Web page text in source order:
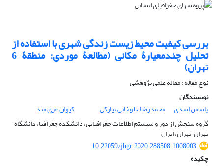
بررسی کیفیت محیط ‏زیست زندگی شهری با استفاده از
تحلیل چندمعیارۀ مکانی (مطالعۀ موردی: منطقۀ 6
تهران)
نوع مقاله : مقاله علمی پژوهشی
نویسندگان
یاسمن اسدی
محمدرضا جلوخانی نیارکی
کیوان عزی مند
گروه سنجش از دور و سیستم اطلاعات جغرافیایی، دانشکدة جغرافیا، دانشگاه
تهران، تهران، ایران
10.22059/jhgr.2020.288508.1008003
چکیده